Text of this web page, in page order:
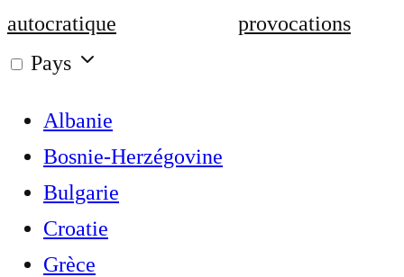
autocratique
provocations
Pays
Albanie
Bosnie-Herzégovine
Bulgarie
Croatie
Grèce